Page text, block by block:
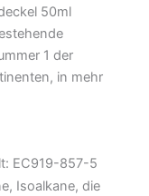
50ml
1 der
in mehr
EC919-857-5
Isoalkane, die